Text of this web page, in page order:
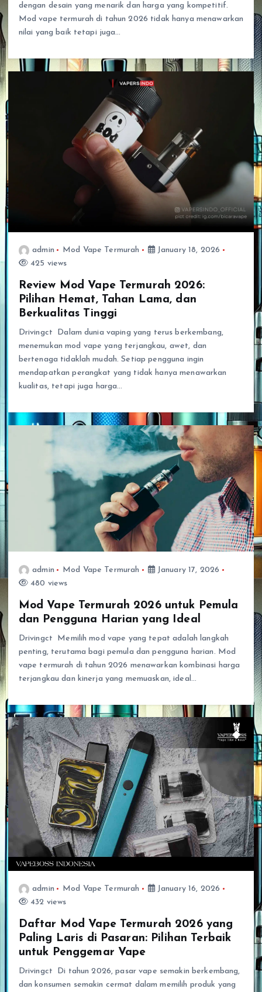
dengan desain yang menarik dan harga yang kompetitif.
Mod vape termurah di tahun 2026 tidak hanya menawarkan
nilai yang baik tetapi juga…
admin Mod Vape Termurah
January 18, 2026
425 views
Review Mod Vape Termurah 2026:
Pilihan Hemat, Tahan Lama, dan
Berkualitas Tinggi
Drivingct Dalam dunia vaping yang terus berkembang,
menemukan mod vape yang terjangkau, awet, dan
bertenaga tidaklah mudah. Setiap pengguna ingin
mendapatkan perangkat yang tidak hanya menawarkan
kualitas, tetapi juga harga…
admin Mod Vape Termurah
January 17, 2026
480 views
Mod Vape Termurah 2026 untuk Pemula
dan Pengguna Harian yang Ideal
Drivingct Memilih mod vape yang tepat adalah langkah
penting, terutama bagi pemula dan pengguna harian. Mod
vape termurah di tahun 2026 menawarkan kombinasi harga
terjangkau dan kinerja yang memuaskan, ideal…
admin Mod Vape Termurah
January 16, 2026
432 views
Daftar Mod Vape Termurah 2026 yang
Paling Laris di Pasaran: Pilihan Terbaik
untuk Penggemar Vape
Drivingct Di tahun 2026, pasar vape semakin berkembang,
dan konsumen semakin cermat dalam memilih produk yang